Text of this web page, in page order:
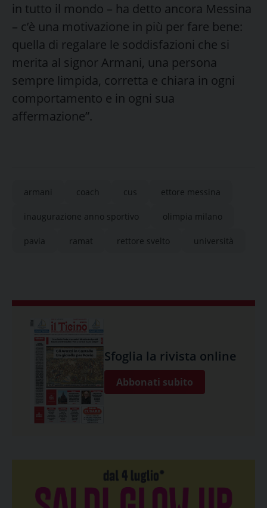
in tutto il mondo – ha detto ancora Messina
– c’è una motivazione in più per fare bene:
quella di regalare le soddisfazioni che si
merita al signor Armani, una persona
sempre limpida, corretta e chiara in ogni
comportamento e in ogni sua
affermazione”.
armani coach cus ettore messina
inaugurazione anno sportivo olimpia milano
pavia ramat rettore svelto università
Sfoglia la rivista online
Abbonati subito